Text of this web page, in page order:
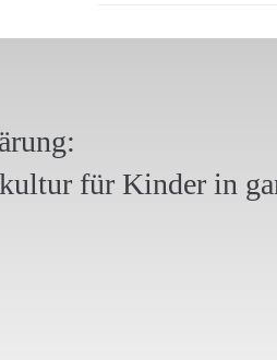
für Kinder in